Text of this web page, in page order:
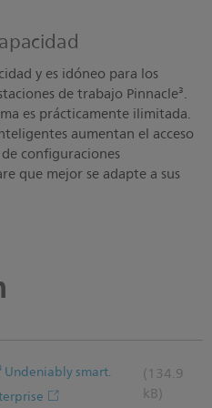
y es idóneo para los
de trabajo Pinnacle³.
es prácticamente ilimitada.
aumentan el acceso
configuraciones
que mejor se adapte a sus
Undeniably smart.
(134.9
kB)